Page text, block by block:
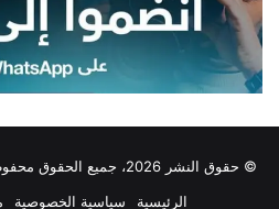
© حقوق النشر 2026، جميع الحقوق محفوظة |
الرئيسية
سياسية الخصوصية